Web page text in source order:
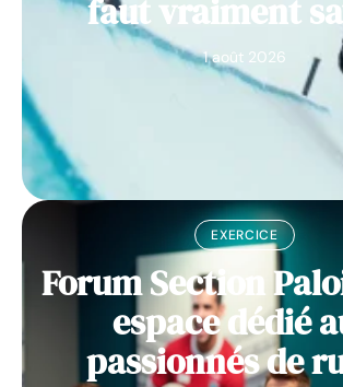
faut vraiment
1 août 2026
EXERCICE
Forum Section
espace dédié
passionnés de